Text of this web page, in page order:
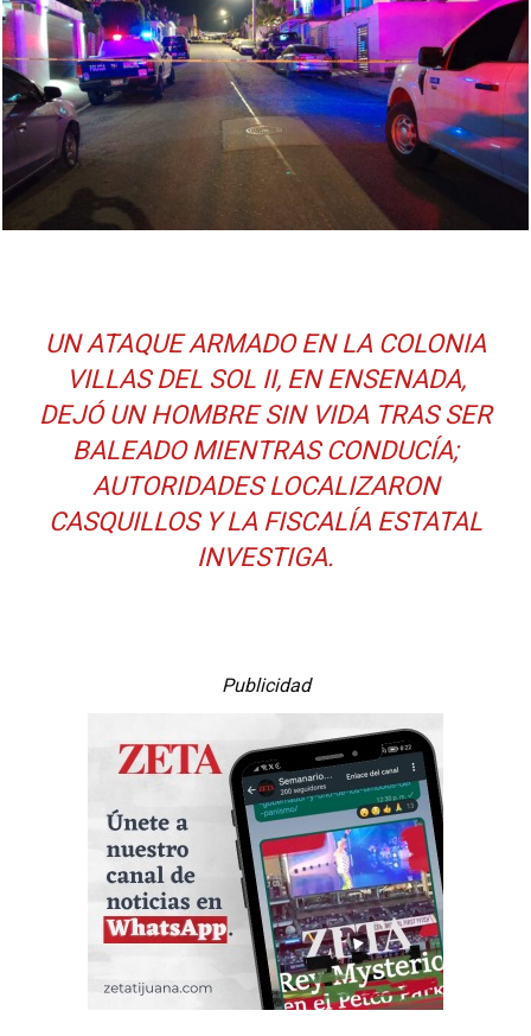
UN ATAQUE ARMADO EN LA COLONIA
VILLAS DEL SOL II, EN ENSENADA,
DEJÓ UN HOMBRE SIN VIDA TRAS SER
BALEADO MIENTRAS CONDUCÍA;
AUTORIDADES LOCALIZARON
CASQUILLOS Y LA FISCALÍA ESTATAL
INVESTIGA.
Publicidad